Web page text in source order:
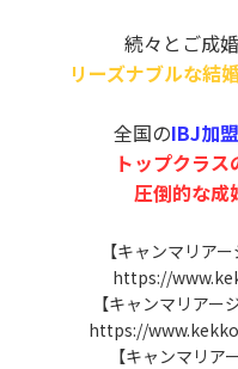
続々とご成
リーズナブルな結
全国のIBJ加
トップクラ
圧倒的な成
【キャンマリア
https://
【キャンマリアー
https://
【キャンマリア